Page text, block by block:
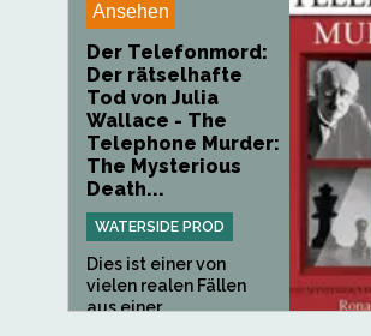
Ansehen
Der Telefonmord:
Der rätselhafte
Tod von Julia
Wallace - The
Telephone Murder:
The Mysterious
Death...
WATERSIDE PROD
Dies ist einer von
vielen realen Fällen
aus einer...